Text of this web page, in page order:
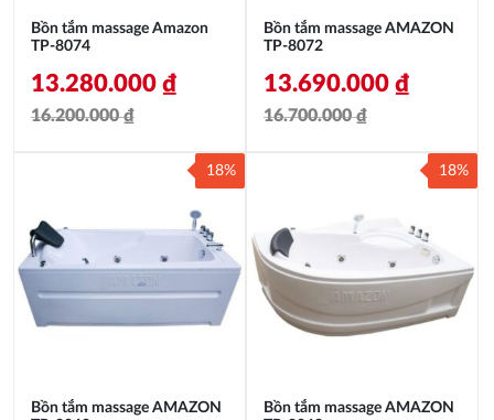
Bồn tắm massage Amazon
TP-8074
16.200.000₫
là:
16.200.000 ₫.
13.280.000 ₫
tại
là:
13.280.000 ₫.
Bồn tắm massage AMAZON
TP-8072
16.700.000₫
16.700.000 ₫.
13.690.000 ₫
là:
13.690.000 ₫.
Bồn tắm massage AMAZON
18%
Bồn tắm massage AMAZON
18%